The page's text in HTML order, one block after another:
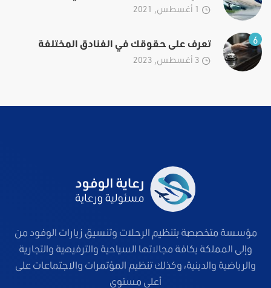
6 تعرف على حقوقك في الفنادق المختلفة
مؤسسة متخصصة بتنظيم الرحلات وتنسيق زيارات الوفود من
وإلى المملكة بكافة مجالاتها السياحية والترفيهية والتجارية
والرياضية والدينية، وكذلك تنظيم المؤتمرات والاجتماعات على
أعلى مستوى